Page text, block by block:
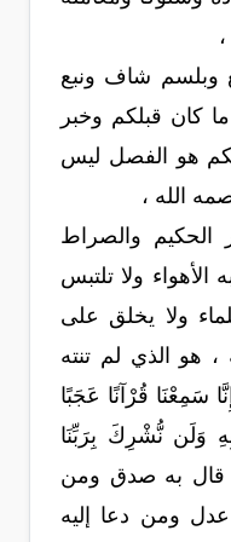
وبلسم شاف ونبع
كان قبلكم وخبر
هو الفصل ليس
الله ،
الحكيم والصراط
الأهواء ولا تلتبس
ولا يخلق على
، هو الذي لم تنته
سَمِعْنَا قُرْآنًا عَجَبًا
وَلَن نُّشْرِكَ بِرَبِّنَا
من قال به صدق ومن
ومن دعا إليه